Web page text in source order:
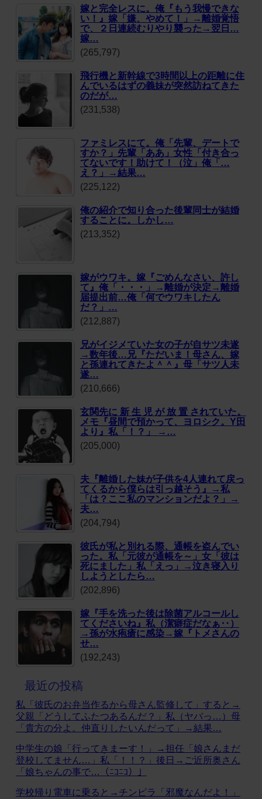
嫁と完全レスに。俺『もう我慢できな
い！』嫁「嫌、やめて！」→離婚覚悟
で、２日連続むりやり襲った→翌日…
嫁…
(265,797)
飛行機と新幹線で3時間以上の距離に住
んでいるはずの義妹が突然訪ねてきた
のだが…
(231,538)
ファミレスにて。俺「先輩、デートで
すか？」先輩「ああ」女性「付き合っ
てないです！助けて！（泣」俺「…
え？」→結果…
(225,122)
俺の紹介で知り合った後輩同士が結婚
することに。しかし…
(213,352)
嫁がウワキ。嫁『ごめんなさい、許し
て』俺「・・・」→離婚が決定→離婚
届提出前…俺「何でウワキしたん
だ？」…
(212,887)
兄がイジメていた女の子が自サツ未遂
→数年後…兄『ただいま！母さん、嫁
と孫連れてきたよ＾＾』母「サツ人未
遂…
(210,666)
玄関先に 新 生 児 が 放 置 されていた。
メモ『昼間で預かって、ヨロシク。Y田
より』私「！？」 →…
(205,000)
夫『離婚した妹が子供を4人連れて戻っ
てくるから僕らは引っ越そう』→私
「は？ここ私のマンションだよ？」→
夫…
(204,794)
彼氏が私と別れる際、通帳を盗んでい
った。私「元彼が通帳を～」女「彼は
死にました」私「えっ」→泣き寝入り
しようとしたら…
(202,896)
嫁『手を洗った後は除菌アルコールし
てくださいね』私（潔癖症だなぁ‥）
→孫が水疱瘡に感染→嫁『トメさんの
せ…
(192,243)
最近の投稿
私「彼氏のお弁当作るから母さん監修して」すると→
父親「どうしてふたつあるんだ？」私（ヤバっ…）母
「貴方の分よ。仲直りしたいんだって」→結果…
中学生の娘「行ってきまーす！」→担任「娘さんまだ
登校してません…」私「！！？」後日→ご近所奥さん
「娘ちゃんの事で…（ﾆｺﾆｺ）」
学校帰り電車に乗ると→チンピラ「邪魔なんだよ！」